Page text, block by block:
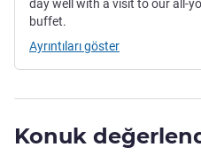
day well with a visit to our all-
buffet.
Ayrıntıları göster
Konuk